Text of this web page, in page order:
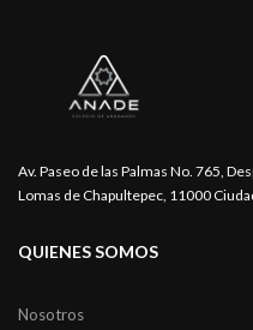
Av. Paseo de las Palmas No. 765,
Lomas de Chapultepec, 11000
QUIENES SOMOS
Nosotros